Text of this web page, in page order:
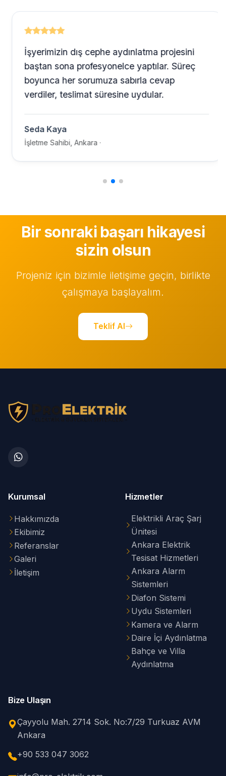
İşyerimizin dış cephe aydınlatma projesini
baştan sona profesyonelce yaptılar. Süreç
boyunca her sorumuza sabırla cevap
verdiler, teslimat süresine uydular.
Seda Kaya
İşletme Sahibi, Ankara ·
Bir sonraki başarı hikayesi
sizin olsun
Projeniz için bizimle iletişime geçin, birlikte
çalışmaya başlayalım.
Teklif Al
Kurumsal
Hakkımızda
Ekibimiz
Referanslar
Galeri
İletişim
Hizmetler
Elektrikli Araç Şarj
Ünitesi
Ankara Elektrik
Tesisat Hizmetleri
Ankara Alarm
Sistemleri
Diafon Sistemi
Uydu Sistemleri
Kamera ve Alarm
Daire İçi Aydınlatma
Bahçe ve Villa
Aydınlatma
Bize Ulaşın
Çayyolu Mah. 2714 Sok. No:7/29 Turkuaz AVM
Ankara
+90 533 047 3062